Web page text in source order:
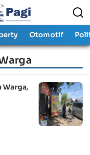
Otomotif
Warga,